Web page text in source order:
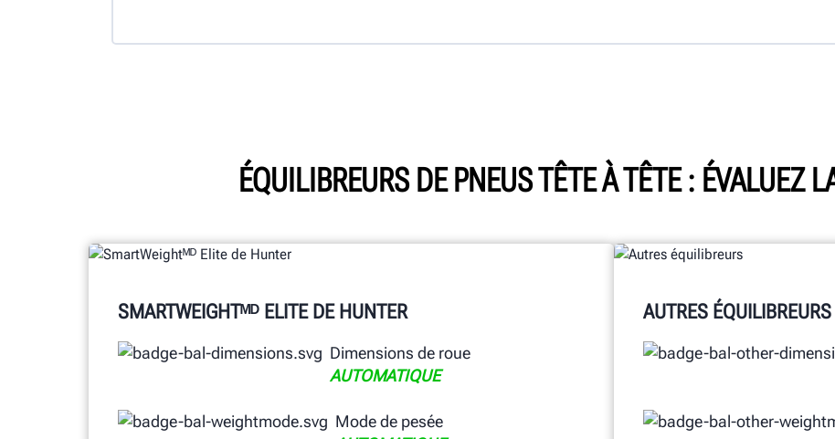
ÉQUILIBREURS DE PNEUS TÊTE À TÊTE : ÉVALUEZ
SMARTWEIGHTᴹᴰ ELITE DE HUNTER
Dimensions de roue
AUTOMATIQUE
Mode de pesée
AUTRES ÉQUILIBREURS